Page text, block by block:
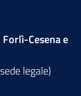
Cesena e
legale)